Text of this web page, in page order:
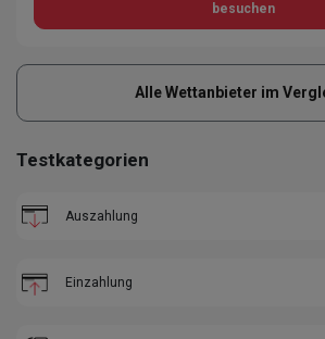
besuchen
Alle Wettanbieter im
Testkategorien
Auszahlung
Einzahlung